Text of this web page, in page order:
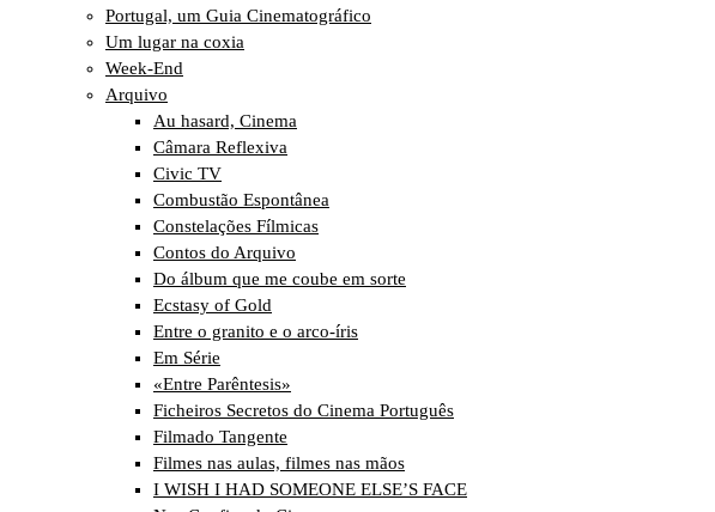
Portugal, um Guia Cinematográfico
Um lugar na coxia
Week-End
Arquivo
Au hasard, Cinema
Câmara Reflexiva
Civic TV
Combustão Espontânea
Constelações Fílmicas
Contos do Arquivo
Do álbum que me coube em sorte
Ecstasy of Gold
Entre o granito e o arco-íris
Em Série
«Entre Parêntesis»
Ficheiros Secretos do Cinema Português
Filmado Tangente
Filmes nas aulas, filmes nas mãos
I WISH I HAD SOMEONE ELSE’S FACE